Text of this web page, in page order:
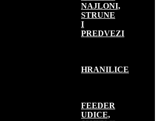
NAJLONI,
STRUNE
I
PREDVEZI
HRANILICE
FEEDER
UDICE,